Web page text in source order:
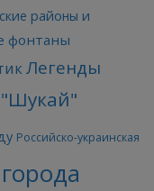
районы и
фонтаны
Легенды
Российско-украинская